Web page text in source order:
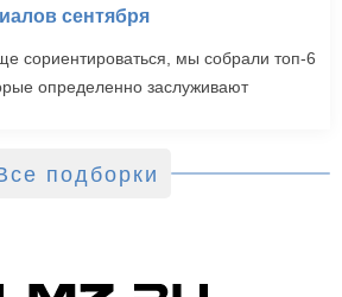
сентября
сориентироваться, мы собрали топ-6
определенно заслуживают
подборки